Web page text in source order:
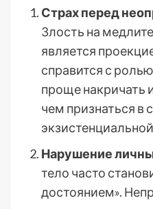
Страх перед
Злость на
является
справится с
проще накричать
чем признаться в
Нарушение
тело часто
достоянием».